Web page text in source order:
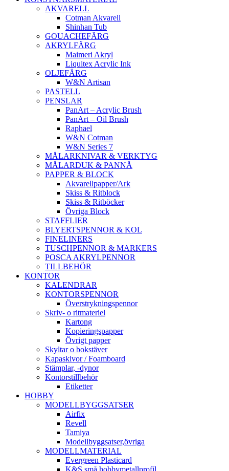
AKVARELL
Cotman Akvarell
Shinhan Tub
GOUACHEFÄRG
AKRYLFÄRG
Maimeri Akryl
Liquitex Acrylic Ink
OLJEFÄRG
W&N Artisan
PASTELL
PENSLAR
PanArt – Acrylic Brush
PanArt – Oil Brush
Raphael
W&N Cotman
W&N Series 7
MÅLARKNIVAR & VERKTYG
MÅLARDUK & PANNÅ
PAPPER & BLOCK
Akvarellpapper/Ark
Skiss & Ritblock
Skiss & Ritböcker
Övriga Block
STAFFLIER
BLYERTSPENNOR & KOL
FINELINERS
TUSCHPENNOR & MARKERS
POSCA AKRYLPENNOR
TILLBEHÖR
KONTOR
KALENDRAR
KONTORSPENNOR
Överstrykningspennor
Skriv- o ritmateriel
Kartong
Kopieringspapper
Övrigt papper
Skyltar o bokstäver
Kapaskivor / Foamboard
Stämplar, -dynor
Kontorstillbehör
Etiketter
HOBBY
MODELLBYGGSATSER
Airfix
Revell
Tamiya
Modellbyggsatser,övriga
MODELLMATERIAL
Evergreen Plasticard
K&S små hobbymetallprofil